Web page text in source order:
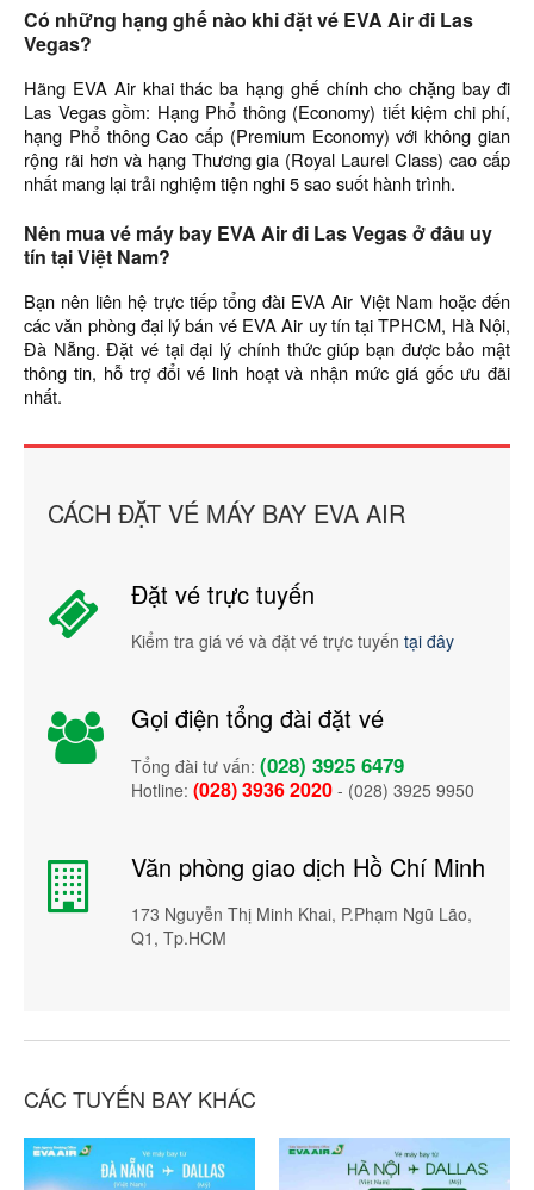
Có những hạng ghế nào khi đặt vé EVA Air đi Las
Vegas?
Hãng EVA Air khai thác ba hạng ghế chính cho chặng bay đi
Las Vegas gồm: Hạng Phổ thông (Economy) tiết kiệm chi phí,
hạng Phổ thông Cao cấp (Premium Economy) với không gian
rộng rãi hơn và hạng Thương gia (Royal Laurel Class) cao cấp
nhất mang lại trải nghiệm tiện nghi 5 sao suốt hành trình.
Nên mua vé máy bay EVA Air đi Las Vegas ở đâu uy
tín tại Việt Nam?
Bạn nên liên hệ trực tiếp tổng đài EVA Air Việt Nam hoặc đến
các văn phòng đại lý bán vé EVA Air uy tín tại TPHCM, Hà Nội,
Đà Nẵng. Đặt vé tại đại lý chính thức giúp bạn được bảo mật
thông tin, hỗ trợ đổi vé linh hoạt và nhận mức giá gốc ưu đãi
nhất.
CÁCH ĐẶT VÉ MÁY BAY EVA AIR
Đặt vé trực tuyến
Kiểm tra giá vé và đặt vé trực tuyến tại đây
Gọi điện tổng đài đặt vé
Tổng đài tư vấn: (028) 3925 6479
Hotline: (028) 3936 2020 - (028) 3925 9950
Văn phòng giao dịch Hồ Chí Minh
173 Nguyễn Thị Minh Khai, P.Phạm Ngũ Lão,
Q1, Tp.HCM
CÁC TUYẾN BAY KHÁC